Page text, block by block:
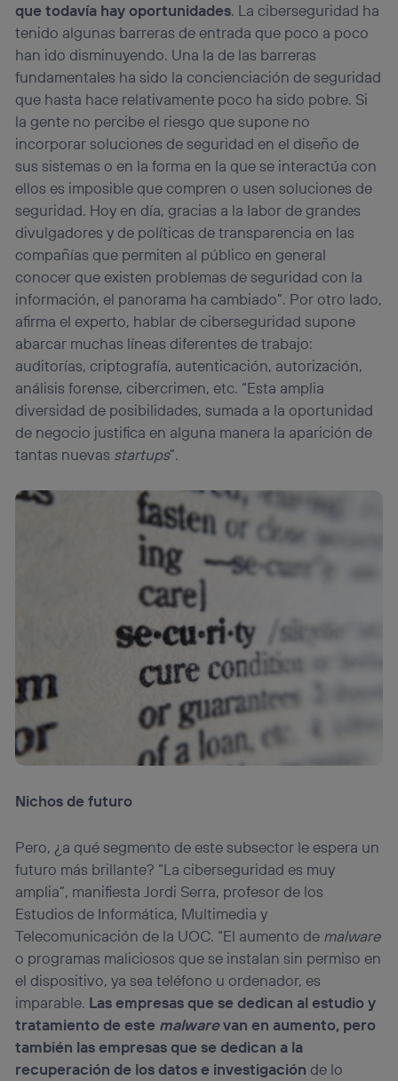
que todavía hay oportunidades. La ciberseguridad ha
tenido algunas barreras de entrada que poco a poco
han ido disminuyendo. Una la de las barreras
fundamentales ha sido la concienciación de seguridad
que hasta hace relativamente poco ha sido pobre. Si
la gente no percibe el riesgo que supone no
incorporar soluciones de seguridad en el diseño de
sus sistemas o en la forma en la que se interactúa con
ellos es imposible que compren o usen soluciones de
seguridad. Hoy en día, gracias a la labor de grandes
divulgadores y de políticas de transparencia en las
compañías que permiten al público en general
conocer que existen problemas de seguridad con la
información, el panorama ha cambiado”. Por otro lado,
afirma el experto, hablar de ciberseguridad supone
abarcar muchas líneas diferentes de trabajo:
auditorías, criptografía, autenticación, autorización,
análisis forense, cibercrimen, etc. “Esta amplia
diversidad de posibilidades, sumada a la oportunidad
de negocio justifica en alguna manera la aparición de
tantas nuevas startups”.
Nichos de futuro
Pero, ¿a qué segmento de este subsector le espera un
futuro más brillante? “La ciberseguridad es muy
amplia”, manifiesta Jordi Serra, profesor de los
Estudios de Informática, Multimedia y
Telecomunicación de la UOC. “El aumento de malware
o programas maliciosos que se instalan sin permiso en
el dispositivo, ya sea teléfono u ordenador, es
imparable. Las empresas que se dedican al estudio y
tratamiento de este malwarevan en aumento, pero
también las empresas que se dedican a la
recuperación de los datos e investigación de lo